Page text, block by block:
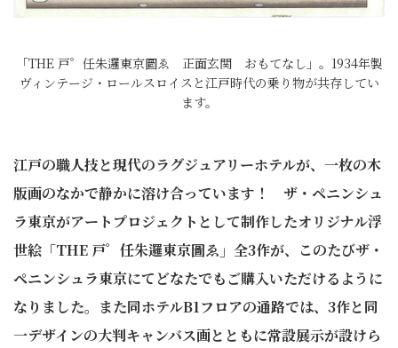
「THE 戸゜任朱邏東京圖ゑ 正面玄関 おもてなし」。1934年製
ヴィンテージ・ロールスロイスと江戸時代の乗り物が共存してい
ます。
江戸の職人技と現代のラグジュアリーホテルが、一枚の木
版画のなかで静かに溶け合っています！ ザ・ペニンシュ
ラ東京がアートプロジェクトとして制作したオリジナル浮
世絵「THE 戸゜任朱邏東京圖ゑ」全3作が、このたびザ・
ペニンシュラ東京にてどなたでもご購入いただけるように
なりました。また同ホテルB1フロアの通路では、3作と同
一デザインの大判キャンバス画とともに常設展示が設けら